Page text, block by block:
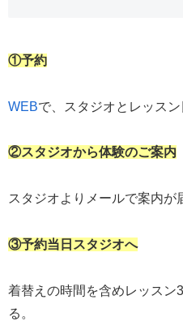
①予約
WEBで、スタジオとレッスン
②スタジオから体験のご案内
スタジオよりメールで案内が
③予約当日スタジオへ
着替えの時間を含めレッスン
る。